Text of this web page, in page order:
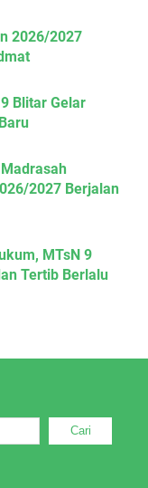
2026/2027
Blitar Gelar
2027 Berjalan
MTsN 9
Tertib Berlalu
Cari